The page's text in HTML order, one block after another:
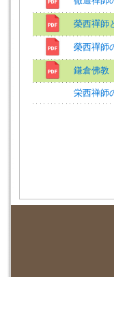
榮西禪師
榮西禪師
鎌倉佛教
栄西禅師